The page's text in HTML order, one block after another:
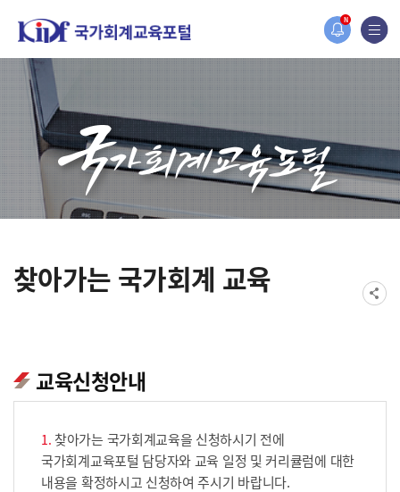
N
홈페이지가 새롭게 개편되었습니다.
한국조세재정연구원홈페이지가 새롭게 개설되었습니다.
찾아가는 국가회계 교육
교육신청안내
찾아가는 국가회계교육을 신청하시기 전에
국가회계교육포털 담당자와 교육 일정 및 커리큘럼에 대한
내용을 확정하시고 신청하여 주시기 바랍니다.